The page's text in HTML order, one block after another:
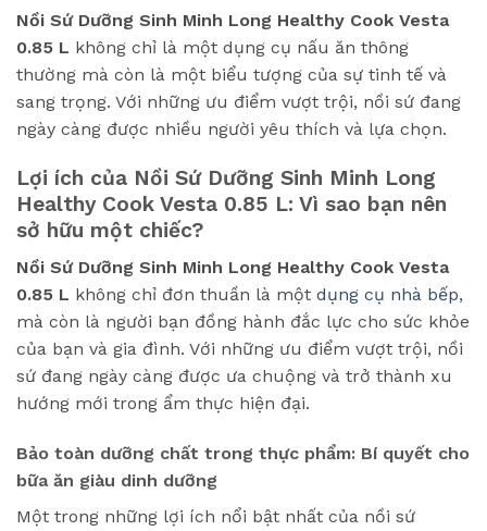
Nồi Sứ Dưỡng Sinh Minh Long Healthy Cook Vesta
0.85 L không chỉ là một dụng cụ nấu ăn thông
thường mà còn là một biểu tượng của sự tinh tế và
sang trọng. Với những ưu điểm vượt trội, nồi sứ đang
ngày càng được nhiều người yêu thích và lựa chọn.
Lợi ích của Nồi Sứ Dưỡng Sinh Minh Long
Healthy Cook Vesta 0.85 L: Vì sao bạn nên
sở hữu một chiếc?
Nồi Sứ Dưỡng Sinh Minh Long Healthy Cook Vesta
0.85 L không chỉ đơn thuần là một dụng cụ nhà bếp,
mà còn là người bạn đồng hành đắc lực cho sức khỏe
của bạn và gia đình. Với những ưu điểm vượt trội, nồi
sứ đang ngày càng được ưa chuộng và trở thành xu
hướng mới trong ẩm thực hiện đại.
Bảo toàn dưỡng chất trong thực phẩm: Bí quyết cho
bữa ăn giàu dinh dưỡng
Một trong những lợi ích nổi bật nhất của nồi sứ